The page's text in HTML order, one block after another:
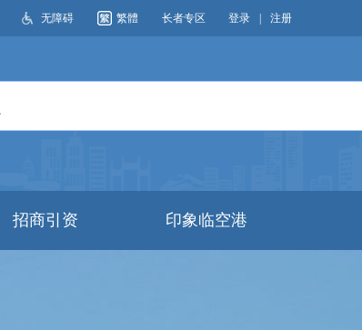
无障碍 繁體 长者专区 登录 注册
招商引资 印象临空港